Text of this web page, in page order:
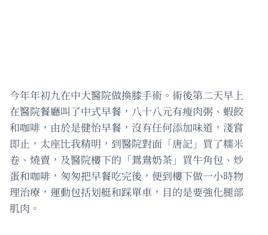
今年年初九在中大醫院做換膝手術。術後第二天早上
在醫院餐廳叫了中式早餐，八十八元有瘦肉粥、蝦餃
和咖啡，由於是健怡早餐，沒有任何添加味道，淺嘗
即止，太座比我精明，到醫院對面「唐記」買了糯米
卷、燒賣，及醫院樓下的「鴛鴦奶茶」買牛角包、炒
蛋和咖啡，匆匆把早餐吃完後，便到樓下做一小時物
理治療，運動包括划艇和踩單車，目的是要強化腿部
肌肉。